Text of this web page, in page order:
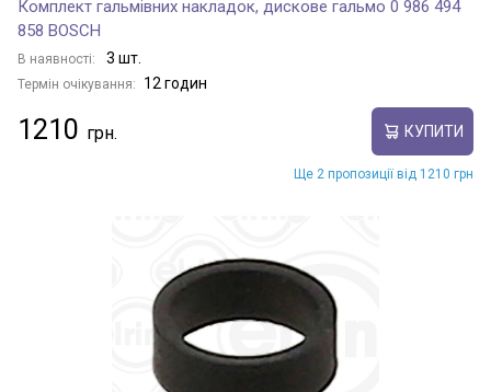
Комплект гальмівних накладок, дискове гальмо 0 986 494
858 BOSCH
В наявності: 3 шт.
Термін очікування: 12 годин
1210 КУПИТИ
Ще 2 пропозиції від 1210 грн